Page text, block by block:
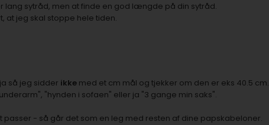
lang sytråd, men at finde en god længde på din sytråd.
at jeg skal stoppe hele tiden.
så jeg sidder ikkemed et cm mål og tjekker om den er eks 40.5 cm.
"hynden i sofaen" eller ja "3 gange min saks".
passer - så går det som en leg med resten af dine papskabeloner.